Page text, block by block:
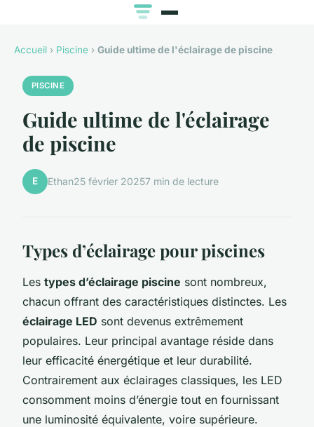
Accueil › Piscine › Guide ultime de l'éclairage de piscine
PISCINE
Guide ultime de l'éclairage
de piscine
E Ethan25 février 20257 min de lecture
Types d’éclairage pour piscines
Les types d’éclairage piscine sont nombreux,
chacun offrant des caractéristiques distinctes. Les
éclairage LED sont devenus extrêmement
populaires. Leur principal avantage réside dans
leur efficacité énergétique et leur durabilité.
Contrairement aux éclairages classiques, les LED
consomment moins d’énergie tout en fournissant
une luminosité équivalente, voire supérieure.